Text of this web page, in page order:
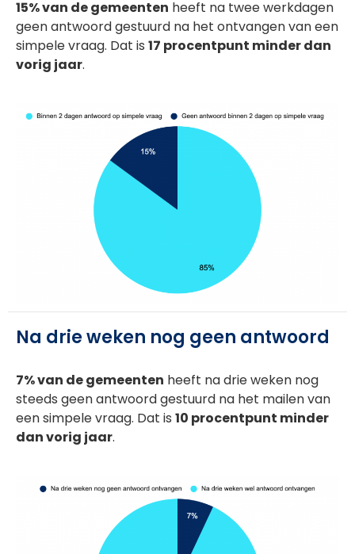
15% van de gemeenten heeft na twee werkdagen
geen antwoord gestuurd na het ontvangen van een
simpele vraag. Dat is 17 procentpunt minder dan
vorig jaar.
Na drie weken nog geen antwoord
7% van de gemeenten heeft na drie weken nog
steeds geen antwoord gestuurd na het mailen van
een simpele vraag. Dat is 10 procentpunt minder
dan vorig jaar.